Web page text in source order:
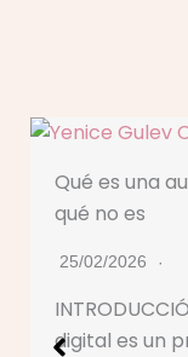
Qué es una
qué no es
25/02/2026
digital es un